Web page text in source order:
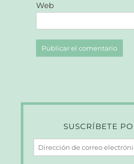
Web
SUSCRÍBETE
Dirección
de